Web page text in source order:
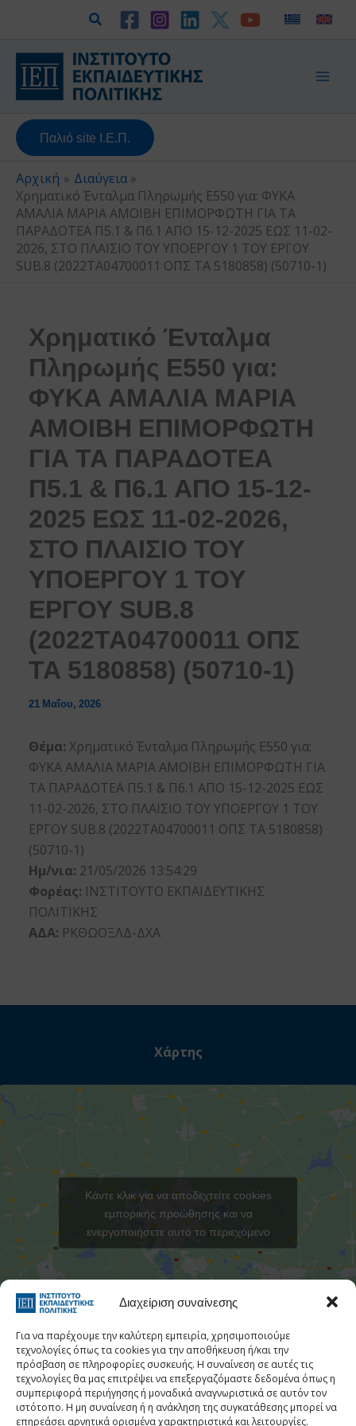
Διαχείριση συναίνεσης
Για να παρέχουμε την καλύτερη εμπειρία, χρησιμοποιούμε
τεχνολογίες όπως τα cookies για την αποθήκευση ή/και την
πρόσβαση σε πληροφορίες συσκευής. Η συναίνεση σε αυτές τις
τεχνολογίες θα μας επιτρέψει να επεξεργαζόμαστε δεδομένα όπως η
συμπεριφορά περιήγησης ή μοναδικά αναγνωριστικά σε αυτόν τον
ιστότοπο. Η μη συναίνεση ή η ανάκληση της συγκατάθεσης μπορεί να
επηρεάσει αρνητικά ορισμένα χαρακτηριστικά και λειτουργίες.
περιεχόμενο
Αναζήτηση
Παλιό site Ι.Ε.Π.
Αρχική
Διαύγεια
Χρηματικό Ένταλμα Πληρωμής Ε550 για: ΦΥΚΑ
ΑΜΑΛΙΑ ΜΑΡΙΑ ΑΜΟΙΒΗ ΕΠΙΜΟΡΦΩΤΗ ΓΙΑ ΤΑ
ΠΑΡΑΔΟΤΕΑ Π5.1 & Π6.1 ΑΠΟ 15-12-2025 ΕΩΣ 11-02-
2026, ΣΤΟ ΠΛΑΙΣΙΟ ΤΟΥ ΥΠΟΕΡΓΟΥ 1 ΤΟΥ ΕΡΓΟΥ
SUB.8 (2022ΤΑ04700011 ΟΠΣ ΤΑ 5180858) (50710-1)
Χρηματικό Ένταλμα
Πληρωμής Ε550 για:
ΦΥΚΑ ΑΜΑΛΙΑ ΜΑΡΙΑ
ΑΜΟΙΒΗ ΕΠΙΜΟΡΦΩΤΗ
ΓΙΑ ΤΑ ΠΑΡΑΔΟΤΕΑ
Π5.1 & Π6.1 ΑΠΟ 15-12-
2025 ΕΩΣ 11-02-2026,
ΣΤΟ ΠΛΑΙΣΙΟ ΤΟΥ
ΥΠΟΕΡΓΟΥ 1 ΤΟΥ
ΕΡΓΟΥ SUB.8
(2022ΤΑ04700011 ΟΠΣ
ΤΑ 5180858) (50710-1)
21 Μαΐου, 2026
Θέμα: Χρηματικό Ένταλμα Πληρωμής Ε550 για:
ΦΥΚΑ ΑΜΑΛΙΑ ΜΑΡΙΑ ΑΜΟΙΒΗ ΕΠΙΜΟΡΦΩΤΗ ΓΙΑ
ΤΑ ΠΑΡΑΔΟΤΕΑ Π5.1 & Π6.1 ΑΠΟ 15-12-2025 ΕΩΣ
11-02-2026, ΣΤΟ ΠΛΑΙΣΙΟ ΤΟΥ ΥΠΟΕΡΓΟΥ 1 ΤΟΥ
ΕΡΓΟΥ SUB.8 (2022ΤΑ04700011 ΟΠΣ ΤΑ 5180858)
(50710-1)
Ημ/νια: 21/05/2026 13:54:29
Φορέας: ΙΝΣΤΙΤΟΥΤΟ ΕΚΠΑΙΔΕΥΤΙΚΗΣ
ΠΟΛΙΤΙΚΗΣ
ΑΔΑ: ΡΚΘΩΟΞΛΔ-ΔΧΑ
Χάρτης
Κάντε κλικ για να αποδεχτείτε cookies
εμπορικής προώθησης και να
ενεργοποιήσετε αυτό το περιεχόμενο
Τηλεφωνικός Κατάλογος